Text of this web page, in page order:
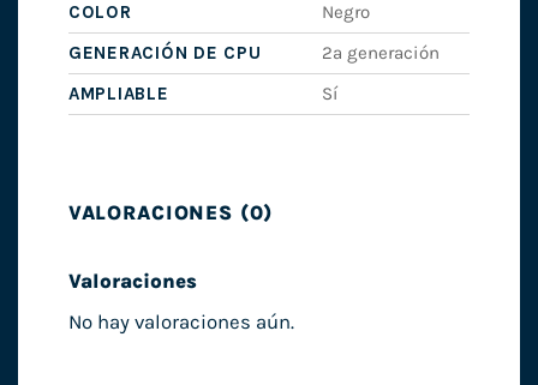
COLOR
Negro
GENERACIÓN DE CPU
2ª generación
AMPLIABLE
Sí
VALORACIONES (0)
Valoraciones
No hay valoraciones aún.